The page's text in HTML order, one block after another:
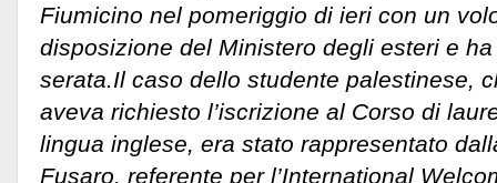
Fiumicino nel pomeriggio di ieri con un
disposizione del Ministero degli esteri e
serata. Il caso dello studente palestinese,
aveva richiesto l’iscrizione al Corso di
lingua inglese, era stato rappresentato
Fusaro, referente per l’International